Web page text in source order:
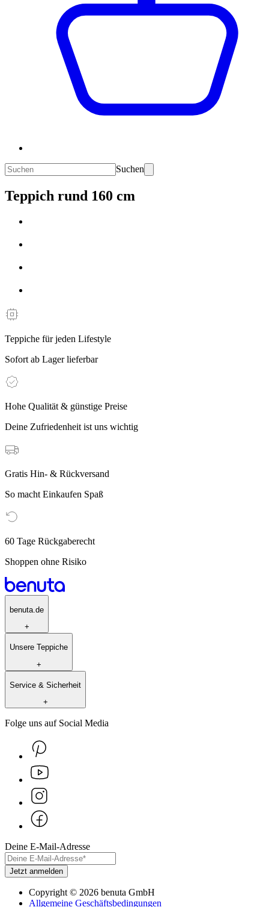
Suchen
Teppich rund 160 cm
Teppiche für jeden Lifestyle
Sofort ab Lager lieferbar
Hohe Qualität & günstige Preise
Deine Zufriedenheit ist uns wichtig
Gratis Hin- & Rückversand
So macht Einkaufen Spaß
60 Tage Rückgaberecht
Shoppen ohne Risiko
benuta.de
+
Unsere Teppiche
+
Service & Sicherheit
+
Folge uns auf Social Media
Deine E-Mail-Adresse
Jetzt anmelden
Copyright© 2026 benuta GmbH
Allgemeine Geschäftsbedingungen